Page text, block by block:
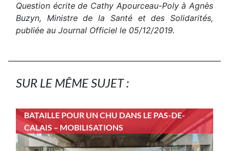
Question écrite de Cathy Apourceau-Poly à Agnès
Buzyn, Ministre de la Santé et des Solidarités,
publiée au Journal Officiel le 05/12/2019.
SUR LE MÊME SUJET :
BATAILLE POUR UN CHU DANS LE PAS-DE-
CALAIS – MOBILISATIONS